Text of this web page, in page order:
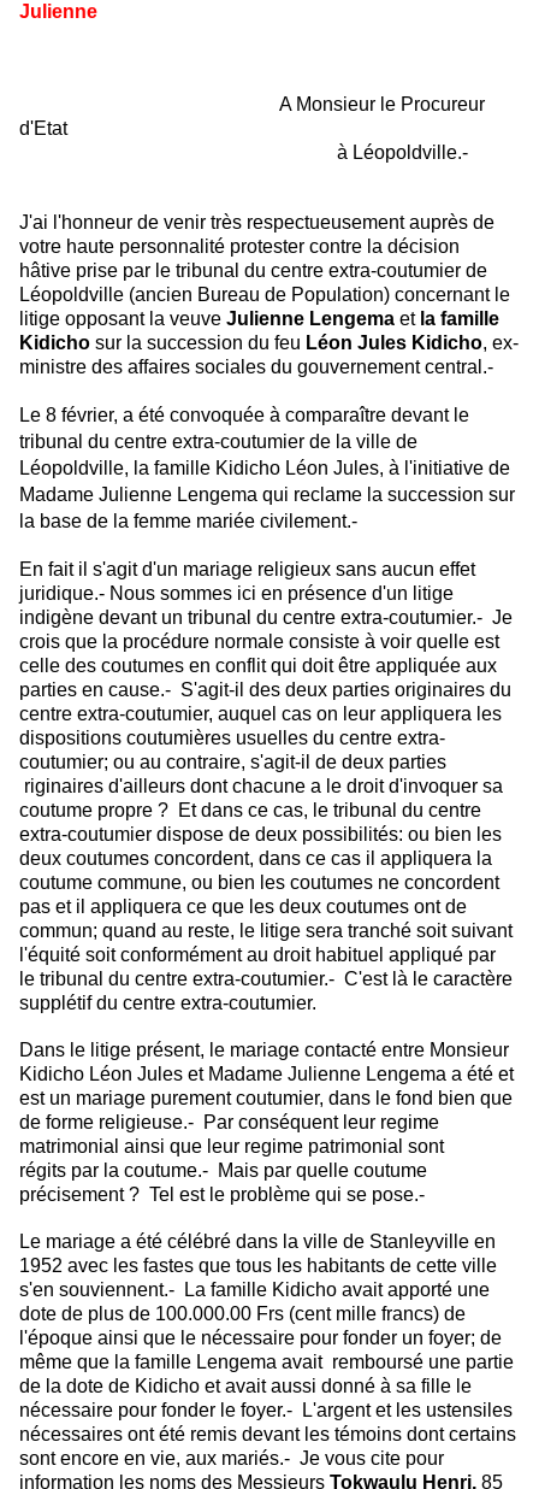
Julienne
A Monsieur le Procureur
d'Etat
à Léopoldville.-
J'ai l'honneur de venir très respectueusement auprès de
votre haute personnalité protester contre la décision
hâtive prise par le tribunal du centre extra-coutumier de
Léopoldville (ancien Bureau de Population) concernant le
litige opposant la veuve Julienne Lengema et la famille
Kidicho sur la succession du feu Léon Jules Kidicho, ex-
ministre des affaires sociales du gouvernement central.-
Le 8 février, a été convoquée à comparaître devant le
tribunal du centre extra-coutumier de la ville de
Léopoldville, la famille Kidicho Léon Jules, à l'initiative de
Madame Julienne Lengema qui reclame la succession sur
la base de la femme mariée civilement.-
En fait il s'agit d'un mariage religieux sans aucun effet
juridique.- Nous sommes ici en présence d'un litige
indigène devant un tribunal du centre extra-coutumier.- Je
crois que la procédure normale consiste à voir quelle est
celle des coutumes en conflit qui doit être appliquée aux
parties en cause.- S'agit-il des deux parties originaires du
centre extra-coutumier, auquel cas on leur appliquera les
dispositions coutumières usuelles du centre extra-
coutumier; ou au contraire, s'agit-il de deux parties
riginaires d'ailleurs dont chacune a le droit d'invoquer sa
coutume propre ? Et dans ce cas, le tribunal du centre
extra-coutumier dispose de deux possibilités: ou bien les
deux coutumes concordent, dans ce cas il appliquera la
coutume commune, ou bien les coutumes ne concordent
pas et il appliquera ce que les deux coutumes ont de
commun; quand au reste, le litige sera tranché soit suivant
l'équité soit conformément au droit habituel appliqué par
le tribunal du centre extra-coutumier.- C'est là le caractère
supplétif du centre extra-coutumier.
Dans le litige présent, le mariage contacté entre Monsieur
Kidicho Léon Jules et Madame Julienne Lengema a été et
est un mariage purement coutumier, dans le fond bien que
de forme religieuse.- Par conséquent leur regime
matrimonial ainsi que leur regime patrimonial sont
régits par la coutume.- Mais par quelle coutume
précisement ? Tel est le problème qui se pose.-
Le mariage a été célébré dans la ville de Stanleyville en
1952 avec les fastes que tous les habitants de cette ville
s'en souviennent.- La famille Kidicho avait apporté une
dote de plus de 100.000.00 Frs (cent mille francs) de
l'époque ainsi que le nécessaire pour fonder un foyer; de
même que la famille Lengema avait remboursé une partie
de la dote de Kidicho et avait aussi donné à sa fille le
nécessaire pour fonder le foyer.- L'argent et les ustensiles
nécessaires ont été remis devant les témoins dont certains
sont encore en vie, aux mariés.- Je vous cite pour
information les noms des Messieurs Tokwaulu Henri, 85